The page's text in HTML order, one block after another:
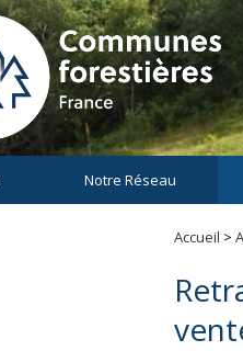
Notre Réseau
Accueil >